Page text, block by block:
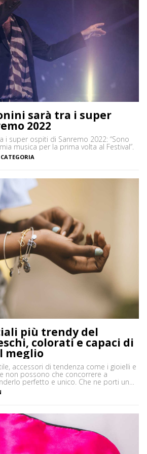
sarà tra i super
2022
i super ospiti di Sanremo 2022: “Sono
musica per la prima volta al Festival”.
più trendy del
colorati e capaci di
meglio
accessori di tendenza come i gioielli e
non possono che concorrere a
perfetto e unico. Che ne porti uno
o ti piaccia mostrarne una serie,
e valore, i bracciali sono